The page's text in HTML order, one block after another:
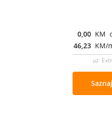
0,00 KM
46,23 KM/
uz